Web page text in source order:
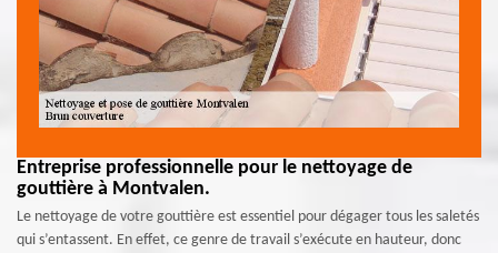
Entreprise professionnelle pour le nettoyage de
gouttière à Montvalen.
Le nettoyage de votre gouttière est essentiel pour dégager tous les saletés
qui s’entassent. En effet, ce genre de travail s’exécute en hauteur, donc